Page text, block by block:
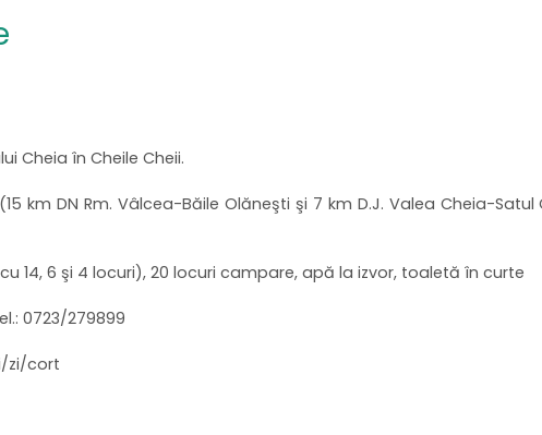
Cheia în Cheile Cheii.
km DN Rm. Vâlcea-Băile Olăneşti şi 7 km D.J. Valea Cheia-
14, 6 şi 4 locuri), 20 locuri campare, apă la izvor, toaletă în curte
0723/279899
zi/cort